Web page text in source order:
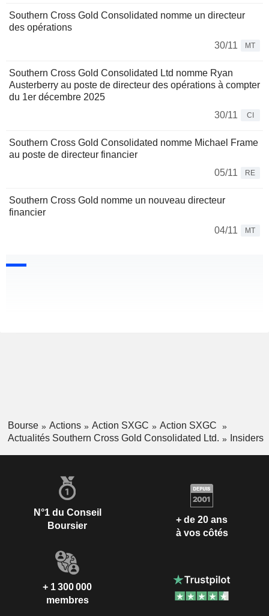
Southern Cross Gold Consolidated nomme un directeur
des opérations
30/11
MT
Southern Cross Gold Consolidated Ltd nomme Ryan
Austerberry au poste de directeur des opérations à compter
du 1er décembre 2025
30/11
CI
Southern Cross Gold Consolidated nomme Michael Frame
au poste de directeur financier
05/11
RE
Southern Cross Gold nomme un nouveau directeur
financier
04/11
MT
Bourse Actions Action SXGC
Action SXGC
Actualités Southern Cross Gold Consolidated Ltd.
Insiders
N°1 du Conseil
Boursier
+ de 20 ans
à vos côtés
+ 1 300 000
membres